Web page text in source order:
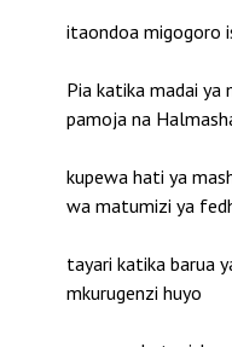
itaondoa migogoro
Pia katika madai ya
pamoja na
kupewa hati ya
wa matumizi ya
tayari katika barua
mkurugenzi huyo